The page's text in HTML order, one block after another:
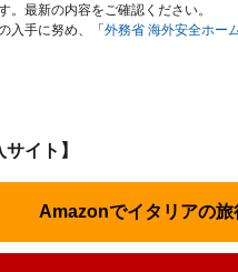
最新の内容をご確認ください。
入手に努め、「 外務省 海外安全ホー
イト】
Amazonでイタリアの旅